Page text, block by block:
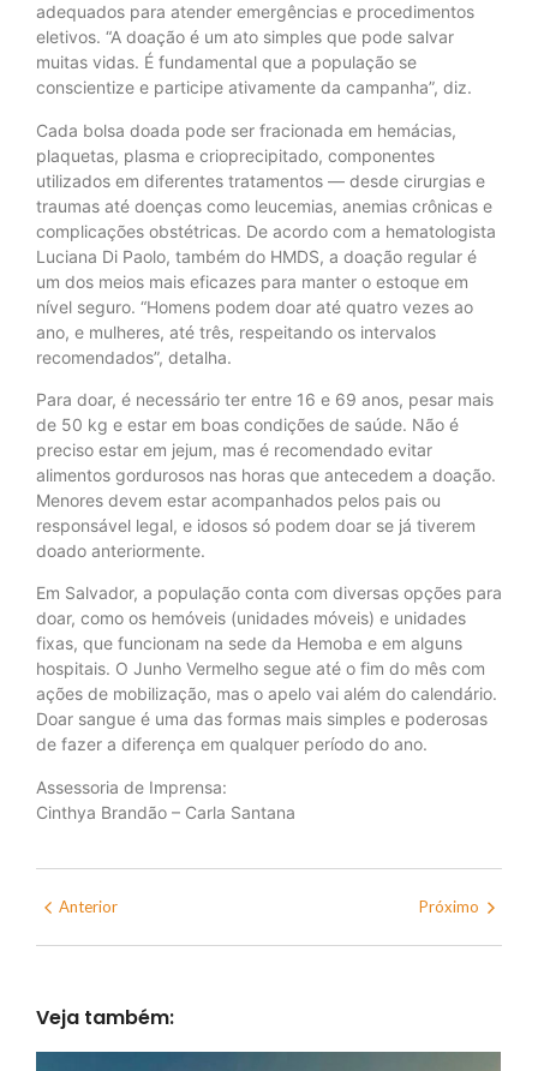
adequados para atender emergências e procedimentos
eletivos. “A doação é um ato simples que pode salvar
muitas vidas. É fundamental que a população se
conscientize e participe ativamente da campanha”, diz.
Cada bolsa doada pode ser fracionada em hemácias,
plaquetas, plasma e crioprecipitado, componentes
utilizados em diferentes tratamentos — desde cirurgias e
traumas até doenças como leucemias, anemias crônicas e
complicações obstétricas. De acordo com a hematologista
Luciana Di Paolo, também do HMDS, a doação regular é
um dos meios mais eficazes para manter o estoque em
nível seguro. “Homens podem doar até quatro vezes ao
ano, e mulheres, até três, respeitando os intervalos
recomendados”, detalha.
Para doar, é necessário ter entre 16 e 69 anos, pesar mais
de 50 kg e estar em boas condições de saúde. Não é
preciso estar em jejum, mas é recomendado evitar
alimentos gordurosos nas horas que antecedem a doação.
Menores devem estar acompanhados pelos pais ou
responsável legal, e idosos só podem doar se já tiverem
doado anteriormente.
Em Salvador, a população conta com diversas opções para
doar, como os hemóveis (unidades móveis) e unidades
fixas, que funcionam na sede da Hemoba e em alguns
hospitais. O Junho Vermelho segue até o fim do mês com
ações de mobilização, mas o apelo vai além do calendário.
Doar sangue é uma das formas mais simples e poderosas
de fazer a diferença em qualquer período do ano.
Assessoria de Imprensa:
Cinthya Brandão – Carla Santana
Anterior Próximo
Veja também: